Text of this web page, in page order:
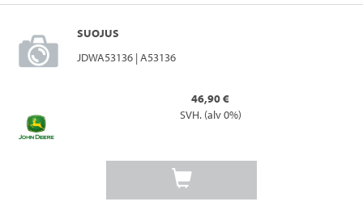
SUOJUS
JDWA53136 | A53136
46,90 €
SVH. (alv 0%)